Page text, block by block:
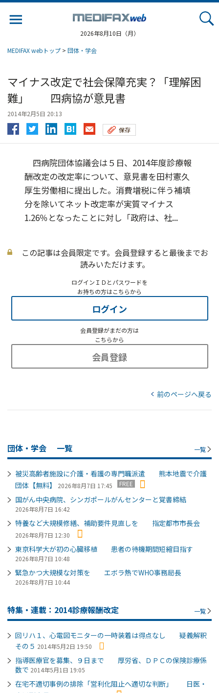
2026年8月10日（月）
MEDIFAX webトップ > 団体・学会
マイナス改定で社会保障充実？「理解困
難」 四病協が意見書
2014年2月5日 20:13
保存
四病院団体協議会は５日、2014年度診療報
酬改定の改定率について、意見書を田村憲久
厚生労働相に提出した。消費増税に伴う補填
分を除いてネット改定率が実質マイナス
1.26％となったことに対し「政府は、社...
この記事は会員限定です。会員登録すると最後までお
読みいただけます。
ログインＩＤとパスワードを
お持ちの方はこちらから
ログイン
会員登録がまだの方は
こちらから
会員登録
前のページへ戻る
団体・学会 一覧 一覧
被災高齢者施設に介護・看護の専門職派遣 熊本地震で介護
団体【無料】
2026年8月7日 17:45 FREE
国がん中央病院、シンガポールがんセンターと覚書締結
2026年8月7日 16:42
特養など大規模修繕、補助要件見直しを 指定都市市長会
2026年8月7日 12:30
東京科学大が初の心臓移植 患者の待機期間短縮目指す
2026年8月7日 10:48
緊急かつ大規模な対策を エボラ熱でWHO事務局長
2026年8月7日 10:44
特集・連載：2014診療報酬改定 一覧
回リハ１、心電図モニターの一時装着は得点なし 疑義解釈
その５ 2014年5月2日 19:50
指導医療官を募集、９日まで 厚労省、ＤＰＣの保険診療係
数で 2014年5月1日 19:05
在宅不適切事例の排除「営利化阻止へ適切な判断」 日医・